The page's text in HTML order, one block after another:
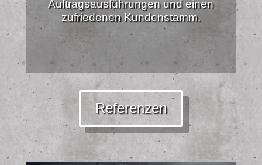
Auftragsausführungen und einen
zufriedenen Kundenstamm.
Referenzen